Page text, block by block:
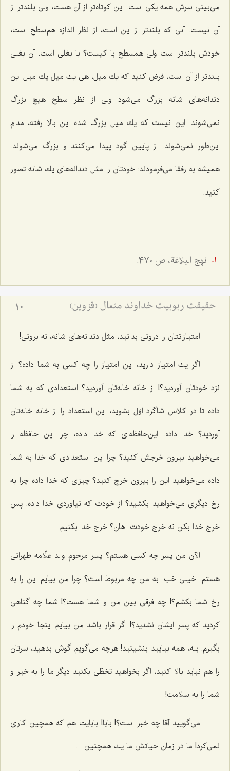
می‌بینی سرش همه یكی است. این كوتاه‌تر از آن هست، ولی بلندتر از
آن نیست. آنی كه بلندتر از این است، از نظر اندازه هم‌سطح است،
خودش بلندتر است ولی همسطح با كیست؟ با بغلی است. آن بغلی
بلندتر از آن است، فرض كنید كه یك میل، هِی یك میل یك میل این
دندانه‌های شانه بزرگ می‌شود ولی از نظر سطح هیچ بزرگ
نمی‌شوند. این نیست كه یك میل بزرگ شده این بالا رفته، مدام
این‌طور نمی‌شوند. از پایین گود پیدا می‌كنند و بزرگ می‌شوند.
همیشه به رفقا می‌فرمودند: خودتان را مثل دندانه‌های یك شانه تصور
كنید.
نهج البلاغة، ص ٤٧٠.
حقیقت ربوبیت خداوند متعال (قزوین) 10
امتیازاتتان را درونی بدانید، مثل دندانه‌های شانه، نه برونی!
اگر یك امتیاز دارید، این امتیاز را چه كسی به شما داده؟ از
نزد خودتان آوردید؟! از خانه خاله‌تان آوردید؟ استعدادی كه به شما
داده تا در كلاس شاگرد اوّل بشوید، این استعداد را از خانه خاله‌تان
آوردید؟ خدا داده. این‌حافظه‌ای كه خدا داده، چرا این حافظه را
می‌خواهید بیرون خرجش كنید؟ چرا این استعدادی كه خدا به شما
داده می‌خواهید این را بیرون خرج كنید؟ چیزی كه خدا داده چرا به
رخ دیگری می‌خواهید بكشید؟ از خودت كه نیاوردی خدا داده. پس
خرج خدا بكن نه خرج خودت. هان؟ خرج خدا بكنیم.
الآن من پسر چه كسی هستم؟ پسر مرحوم والد علّامه طهرانی
هستم. خیلی خب. به من چه مربوط است؟ چرا من بیایم این را به
رخ شما بكشم؟! چه فرقی بین من و شما هست؟! شما چه گناهی
كردید كه پسر ایشان نشدید؟! اگر قرار باشد من بیایم اینجا خودم را
بگیرم: بله، همه بیایید بنشینید! هرچه می‌گویم گوش بدهید، سرتان
را هم نباید بالا كنید، اگر بخواهید تخطّی بكنید دیگر ما را به خیر و
شما را به سلامت!
می‌گویید آقا چه خبر است؟! بابا! بابایت هم كه همچین كاری
نمی‌كرد! ما در زمان حیاتش ما یك همچنین ...